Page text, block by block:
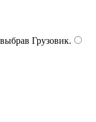
Грузовик.